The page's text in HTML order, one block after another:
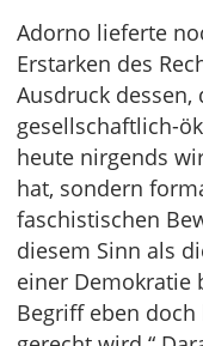
Adorno lieferte
Erstarken des
Ausdruck
gesellschaftlich-
heute nirgends
hat, sondern
faschistischen
diesem Sinn als
einer Demokratie
Begriff eben